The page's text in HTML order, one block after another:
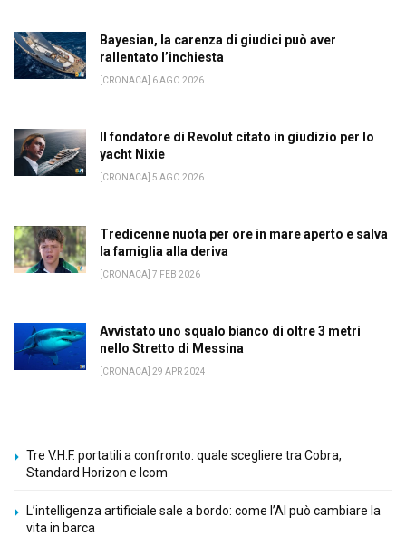
Bayesian, la carenza di giudici può aver
rallentato l’inchiesta
[CRONACA] 6 AGO 2026
Il fondatore di Revolut citato in giudizio per lo
yacht Nixie
[CRONACA] 5 AGO 2026
Tredicenne nuota per ore in mare aperto e salva
la famiglia alla deriva
[CRONACA] 7 FEB 2026
Avvistato uno squalo bianco di oltre 3 metri
nello Stretto di Messina
[CRONACA] 29 APR 2024
Tre V.H.F. portatili a confronto: quale scegliere tra Cobra,
Standard Horizon e Icom
L’intelligenza artificiale sale a bordo: come l’AI può cambiare la
vita in barca